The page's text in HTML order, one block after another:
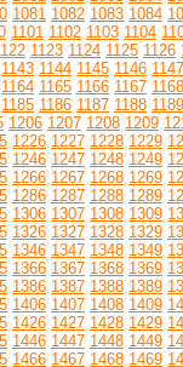
1081 1082 1083 1084
1101 1102 1103 1104
1123 1124 1125 1126
1143 1144 1145 1146 1147
1164 1165 1166 1167 1168
1185 1186 1187 1188 1189
1206 1207 1208 1209
1226 1227 1228 1229
1246 1247 1248 1249
1266 1267 1268 1269
1286 1287 1288 1289
1306 1307 1308 1309
1326 1327 1328 1329
1346 1347 1348 1349
1366 1367 1368 1369
1386 1387 1388 1389
1406 1407 1408 1409
1426 1427 1428 1429
1446 1447 1448 1449
1466 1467 1468 1469